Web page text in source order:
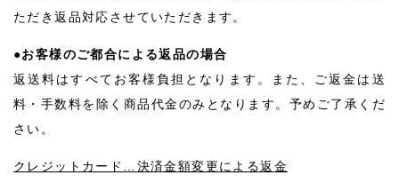
ただき返品対応させていただきます。
●お客様のご都合による返品の場合
返送料はすべてお客様負担となります。また、ご返金は送
料・手数料を除く商品代金のみとなります。予めご了承くだ
さい。
クレジットカード…決済金額変更による返金